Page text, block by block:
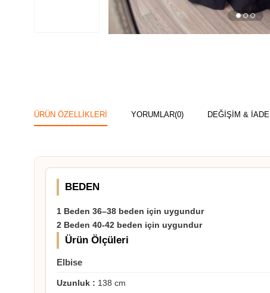
ÜRÜN ÖZELLIKLERI YORUMLAR(0) DEĞİŞİM & İADE
BEDEN
1 Beden 36–38 beden için uygundur
2 Beden 40-42 beden için uygundur
Ürün Ölçüleri
Elbise
Uzunluk : 138 cm